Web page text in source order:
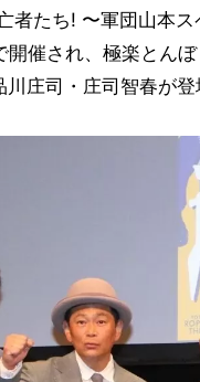
者たち! 〜軍団山本
開催され、極楽とん
庄司・庄司智春が登